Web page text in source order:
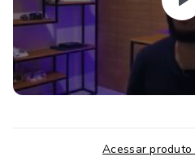
funcionamento das
Acessar produto